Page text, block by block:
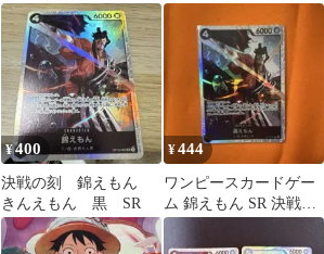
まとめ売り
ト 錦えもん ルフィ
¥400
決戦の刻 錦えもん
きんえもん 黒 SR
¥444
ワンピースカードゲー
ム 錦えもん SR 決戦の
刻